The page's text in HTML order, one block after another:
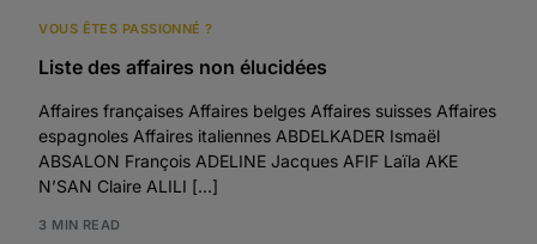
VOUS ÊTES PASSIONNÉ ?
Liste des affaires non élucidées
Affaires françaises Affaires belges Affaires suisses Affaires
espagnoles Affaires italiennes ABDELKADER Ismaël
ABSALON François ADELINE Jacques AFIF Laïla AKE
N’SAN Claire ALILI […]
3 MIN READ